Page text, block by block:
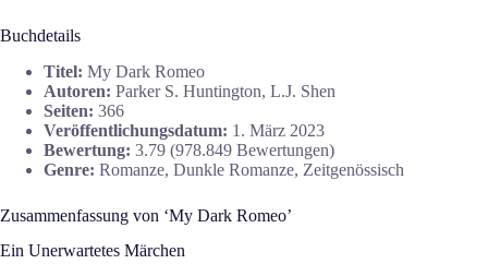
Buchdetails
Titel: My Dark Romeo
Autoren: Parker S. Huntington, L.J. Shen
Seiten: 366
Veröffentlichungsdatum: 1. März 2023
Bewertung: 3.79 (978.849 Bewertungen)
Genre: Romanze, Dunkle Romanze, Zeitgenössisch
Zusammenfassung von ‘My Dark Romeo’
Ein Unerwartetes Märchen